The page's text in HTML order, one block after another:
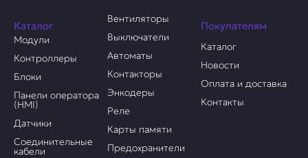
Каталог
Модули
Контроллеры
Блоки
Панели оператора
(HMI)
Датчики
Соединительные
кабели
Вентиляторы
Выключатели
Автоматы
Контакторы
Энкодеры
Реле
Карты памяти
Предохранители
Покупателям
Каталог
Новости
Оплата и доставка
Контакты